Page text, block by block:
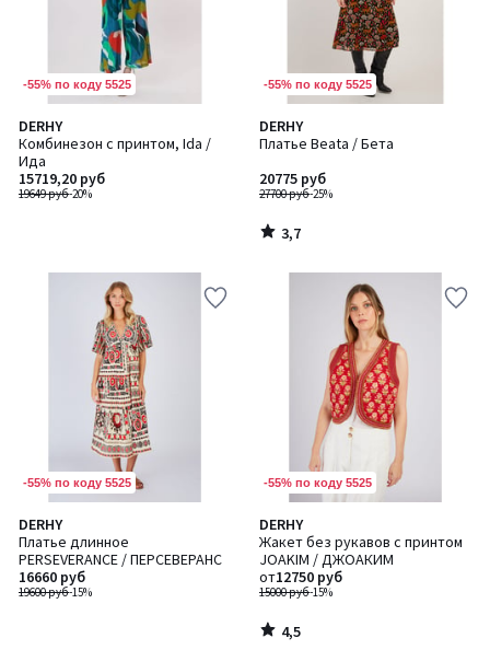
-55% по коду 5525
DERHY
Комбинезон с принтом, Ida /
Ида
19649 руб-20%
15719,20 руб
-55% по коду 5525
DERHY
Платье Beata / Бета
27700 руб-25%
20775 руб
3,7
/ 5
3,7
/
-55% по коду 5525
DERHY
Платье длинное
PERSEVERANCE / ПЕРСЕВЕРАНС
19600 руб-15%
16660 руб
-55% по коду 5525
DERHY
Жакет без рукавов с принтом
JOAKIM / ДЖОАКИМ
15000 руб-15%
от12750 руб
4,5
/ 5
4,5
/